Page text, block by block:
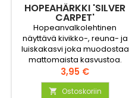
HOPEAHÄRKKI 'SILVER
CARPET'
Hopeanvalkolehtinen
näyttävä kivikko-, reuna- ja
luiskakasvi joka muodostaa
mattomaista kasvustoa.
Korkeus n. 15 cm.
Hinta
3,95 €
 Ostoskoriin